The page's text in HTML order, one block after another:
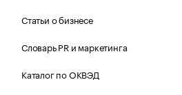
Статьи о бизнесе
Словарь PR и маркетинга
Каталог по ОКВЭД